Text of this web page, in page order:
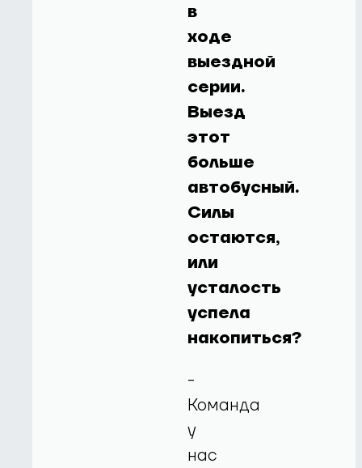
в
ходе
выездной
серии.
Выезд
этот
больше
автобусный.
Силы
остаются,
или
усталость
успела
накопиться?
-
Команда
у
нас